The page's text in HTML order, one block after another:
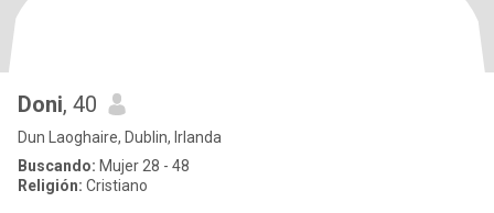
Doni, 40
Dun Laoghaire, Dublin, Irlanda
Buscando: Mujer 28 - 48
Religión: Cristiano